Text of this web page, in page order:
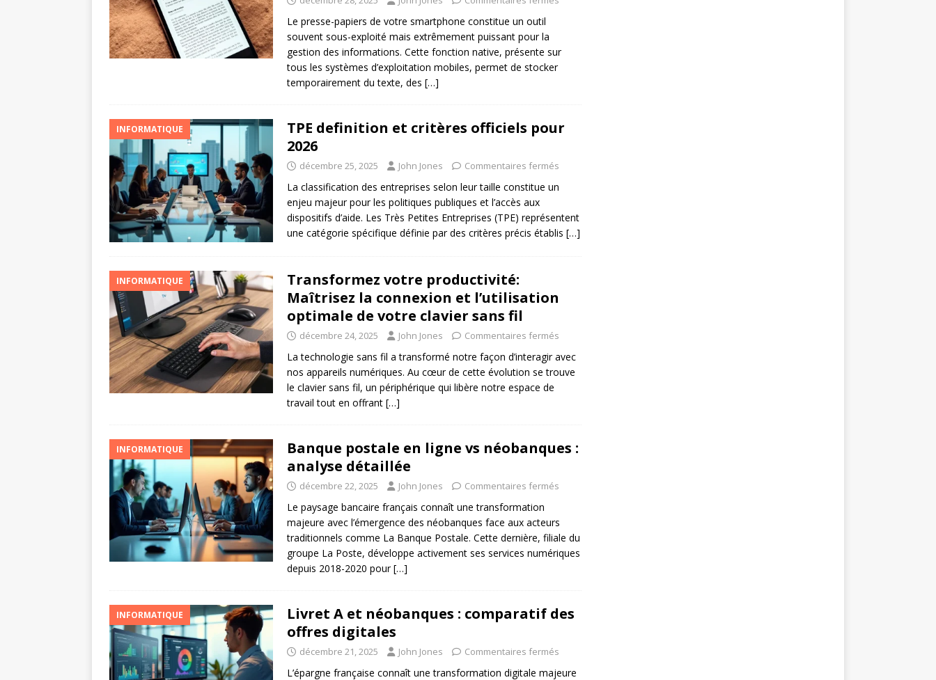
Le presse-papiers de votre smartphone constitue un outil
souvent sous-exploité mais extrêmement puissant pour la
gestion des informations. Cette fonction native, présente sur
tous les systèmes d’exploitation mobiles, permet de stocker
temporairement du texte, des […]
INFORMATIQUE
TPE definition et critères officiels pour
2026
décembre 25, 2025 John Jones Commentaires fermés
La classification des entreprises selon leur taille constitue un
enjeu majeur pour les politiques publiques et l’accès aux
dispositifs d’aide. Les Très Petites Entreprises (TPE) représentent
une catégorie spécifique définie par des critères précis établis […]
INFORMATIQUE
Transformez votre productivité:
Maîtrisez la connexion et l’utilisation
optimale de votre clavier sans fil
décembre 24, 2025 John Jones Commentaires fermés
La technologie sans fil a transformé notre façon d’interagir avec
nos appareils numériques. Au cœur de cette évolution se trouve
le clavier sans fil, un périphérique qui libère notre espace de
travail tout en offrant […]
INFORMATIQUE
Banque postale en ligne vs néobanques :
analyse détaillée
décembre 22, 2025 John Jones Commentaires fermés
Le paysage bancaire français connaît une transformation
majeure avec l’émergence des néobanques face aux acteurs
traditionnels comme La Banque Postale. Cette dernière, filiale du
groupe La Poste, développe activement ses services numériques
depuis 2018-2020 pour[…]
INFORMATIQUE
Livret A et néobanques : comparatif des
offres digitales
décembre 21, 2025 John Jones Commentaires fermés
L’épargne française connaît une transformation digitale majeure